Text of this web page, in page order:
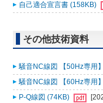
自己適合宣言書 (158KB)
その他技術資料
騒音NC線図 【50Hz専用
騒音NC線図 【60Hz専用
P-Q線図 (74KB)